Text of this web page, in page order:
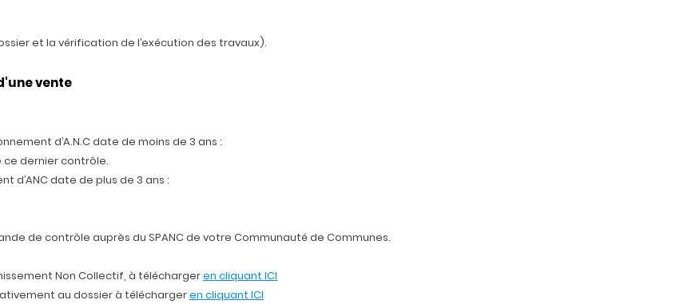
et la vérification de l’exécution des travaux).
vente
d’A.N.C date de moins de 3 ans :
ce dernier contrôle.
d’ANC date de plus de 3 ans :
de contrôle auprès du SPANC de votre Communauté de Communes.
Non Collectif, à téléchargeren cliquant ICI
au dossier à téléchargeren cliquant ICI